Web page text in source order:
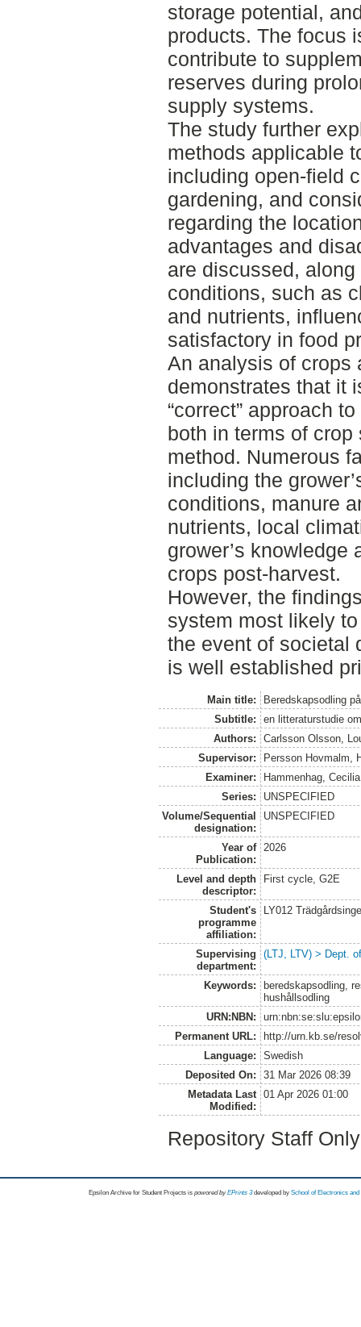
storage potential,
products. The focus
contribute to
reserves during
supply systems.
The study further
methods applicable
including open-field
gardening, and
regarding the
advantages and
are discussed,
conditions, such as
and nutrients,
satisfactory in food
An analysis of crops
demonstrates that it
“correct” approach
both in terms of
method. Numerous
including the
conditions, manure
nutrients, local
grower’s knowledge
crops post-harvest.
However, the
system most likely
the event of societal
is well established
Main title:
Beredskapsodling
Subtitle:
en litteraturstudie
Authors:
Carlsson Olsson,
Supervisor:
Persson Hovmalm,
Examiner:
Hammenhag, Cecilia
Series:
UNSPECIFIED
Volume/Sequential
designation:
UNSPECIFIED
Year of
Publication:
2026
Level and depth
descriptor:
First cycle, G2E
Student's
programme
affiliation:
LY012
Supervising
department:
(LTJ, LTV) > Dept.
Keywords:
beredskapsodling,
hushållsodling
URN:NBN:
Permanent URL:
http://urn.kb.se/
Language:
Swedish
Deposited On:
31 Mar 2026 08:39
Metadata Last
Modified:
01 Apr 2026 01:00
Repository Staff
Epsilon Archive for Student Projects is powored byEPrints 3 developed by School of Electronics